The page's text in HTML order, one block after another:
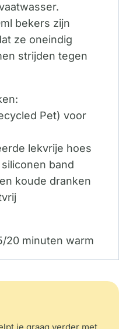
bekers zijn
ze oneindig
strijden tegen
Pet) voor
lekvrije hoes
band
koude dranken
20 minuten warm